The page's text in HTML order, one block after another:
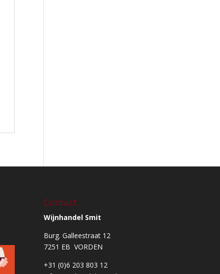
Contact
Wijnhandel Smit
Burg. Galleestraat 12
7251 EB VORDEN
+31 (0)6 203 803 12